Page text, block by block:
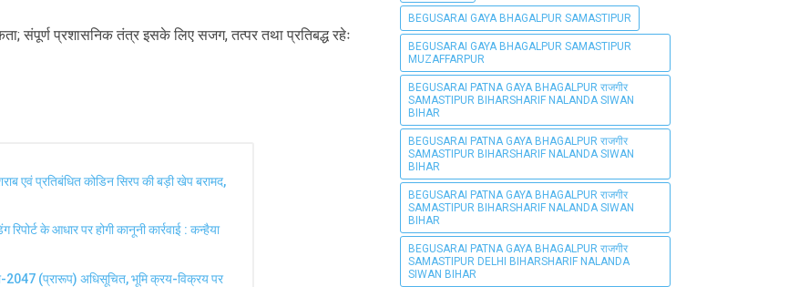
संपूर्ण प्रशासनिक तंत्र इसके लिए सजग, तत्पर तथा प्रतिबद्ध रहेः
एवं प्रतिबंधित कोडिन सिरप की बड़ी खेप बरामद,
के आधार पर होगी कानूनी कार्रवाई : कन्हैया
2047 (प्रारूप) अधिसूचित, भूमि क्रय-विक्रय पर
BEGUSARAI GAYA BHAGALPUR SAMASTIPUR
BEGUSARAI GAYA BHAGALPUR SAMASTIPUR
MUZAFFARPUR
BEGUSARAI PATNA GAYA BHAGALPUR राजगीर
SAMASTIPUR BIHARSHARIF NALANDA SIWAN
BIHAR
BEGUSARAI PATNA GAYA BHAGALPUR राजगीर
SAMASTIPUR BIHARSHARIF NALANDA SIWAN
BIHAR
BEGUSARAI PATNA GAYA BHAGALPUR राजगीर
SAMASTIPUR BIHARSHARIF NALANDA SIWAN
BIHAR
BEGUSARAI PATNA GAYA BHAGALPUR राजगीर
SAMASTIPUR DELHI BIHARSHARIF NALANDA
SIWAN BIHAR